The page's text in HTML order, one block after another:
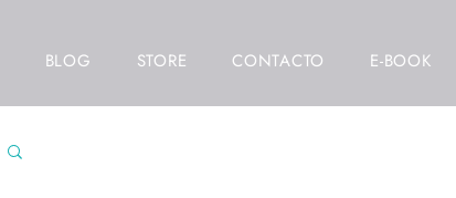
BLOG STORE CONTACTO E-BOOK